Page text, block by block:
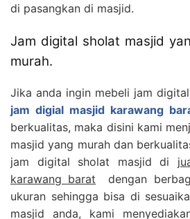
di pasangkan di masjid.
Jam digital sholat masjid
murah.
Jika anda ingin mebeli jam
jam digial masjid karawang
berkualitas, maka disini kami
masjid yang murah dan
jam digital sholat masjid di
karawang barat dengan
ukuran sehingga bisa di
masjid anda, kami